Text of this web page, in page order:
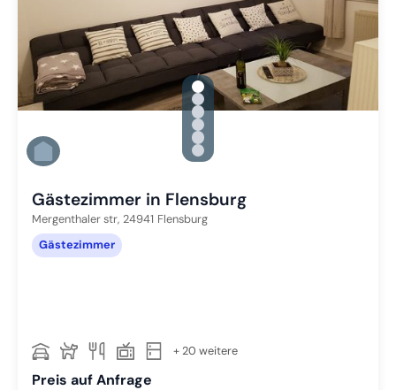
gallery.slide_selector
Zu Slide 1 wechseln
Zu Slide 2 wechseln
Zu Slide 3 wechseln
Zu Slide 4 wechseln
Zu Slide 5 wechseln
Zu Slide 6 wechseln
Gästezimmer in Flensburg
Mergenthaler str, 24941 Flensburg
Gästezimmer
+ 20 weitere
Preis auf Anfrage